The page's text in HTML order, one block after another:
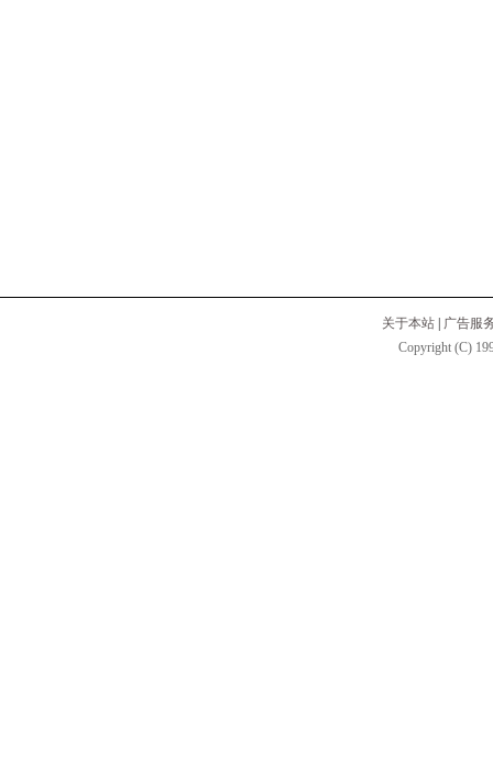
关于本站
广告服
Copyright (C)